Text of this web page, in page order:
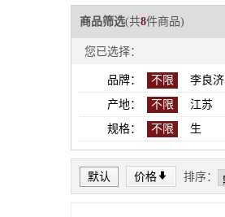
商品筛选(共8件商品)
您已选择：
品牌： 不限
李良济
产地：
不限 江苏
规格：
不限 生
默认 价格* 排序：